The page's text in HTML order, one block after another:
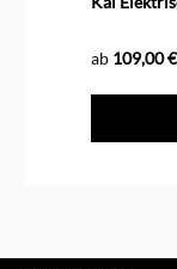
ab 109,00